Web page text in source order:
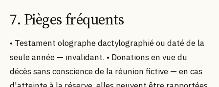
7. Pièges fréquents
• Testament olographe dactylographié ou daté de la
seule année — invalidant. • Donations en vue du
décès sans conscience de la réunion fictive — en cas